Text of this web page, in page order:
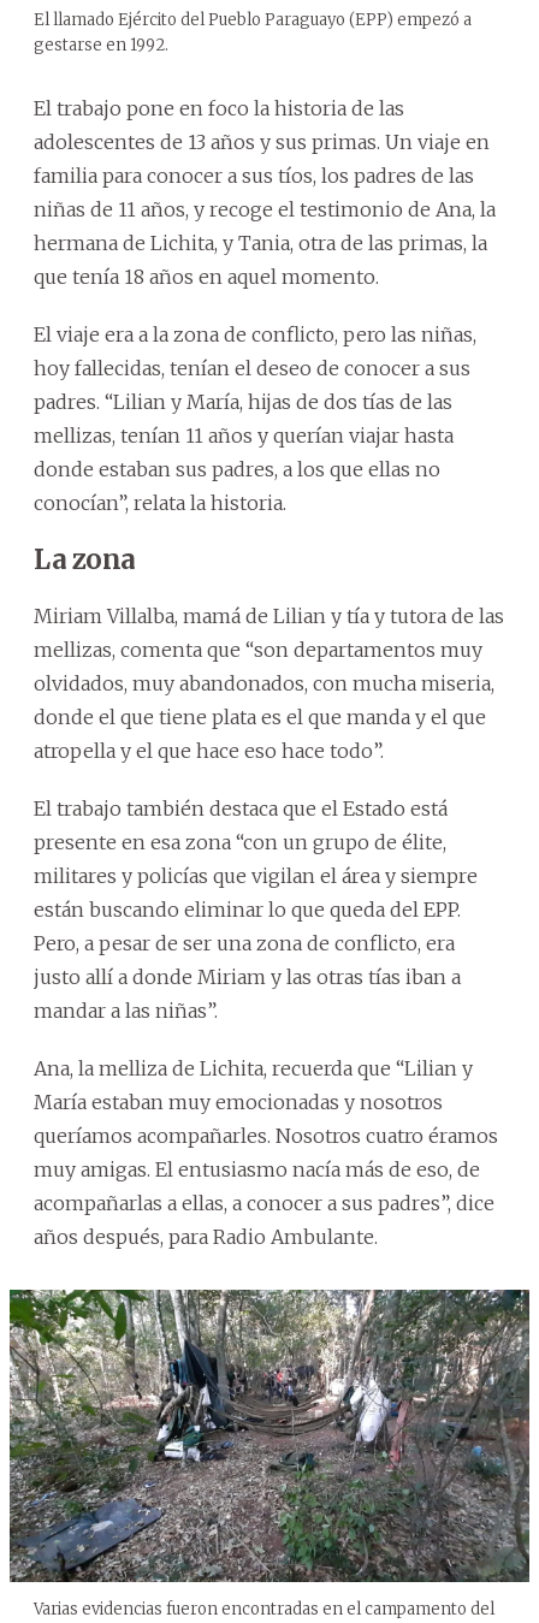
El llamado Ejército del Pueblo Paraguayo (EPP) empezó a
gestarse en 1992.
El trabajo pone en foco la historia de las
adolescentes de 13 años y sus primas. Un viaje en
familia para conocer a sus tíos, los padres de las
niñas de 11 años, y recoge el testimonio de Ana, la
hermana de Lichita, y Tania, otra de las primas, la
que tenía 18 años en aquel momento.
El viaje era a la zona de conflicto, pero las niñas,
hoy fallecidas, tenían el deseo de conocer a sus
padres. “Lilian y María, hijas de dos tías de las
mellizas, tenían 11 años y querían viajar hasta
donde estaban sus padres, a los que ellas no
conocían”, relata la historia.
La zona
Miriam Villalba, mamá de Lilian y tía y tutora de las
mellizas, comenta que “son departamentos muy
olvidados, muy abandonados, con mucha miseria,
donde el que tiene plata es el que manda y el que
atropella y el que hace eso hace todo”.
El trabajo también destaca que el Estado está
presente en esa zona “con un grupo de élite,
militares y policías que vigilan el área y siempre
están buscando eliminar lo que queda del EPP.
Pero, a pesar de ser una zona de conflicto, era
justo allí a donde Miriam y las otras tías iban a
mandar a las niñas”.
Ana, la melliza de Lichita, recuerda que “Lilian y
María estaban muy emocionadas y nosotros
queríamos acompañarles. Nosotros cuatro éramos
muy amigas. El entusiasmo nacía más de eso, de
acompañarlas a ellas, a conocer a sus padres”, dice
años después, para Radio Ambulante.
Varias evidencias fueron encontradas en el campamento del